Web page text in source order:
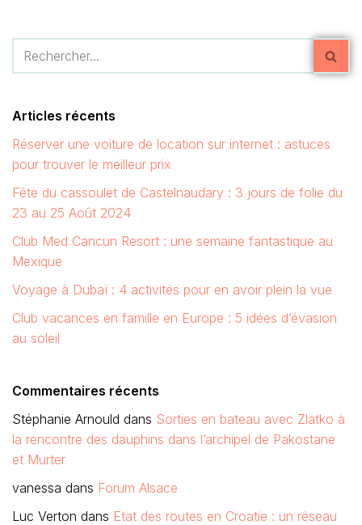
Articles récents
Réserver une voiture de location sur internet : astuces
pour trouver le meilleur prix
Fête du cassoulet de Castelnaudary : 3 jours de folie du
23 au 25 Août 2024
Club Med Cancun Resort : une semaine fantastique au
Mexique
Voyage à Dubaï : 4 activités pour en avoir plein la vue
Club vacances en famille en Europe : 5 idées d’évasion
au soleil
Commentaires récents
Stéphanie Arnould dans Sorties en bateau avec Zlatko à
la rencontre des dauphins dans l’archipel de Pakostane
et Murter
vanessa dans Forum Alsace
Luc Verton dans Etat des routes en Croatie : un réseau